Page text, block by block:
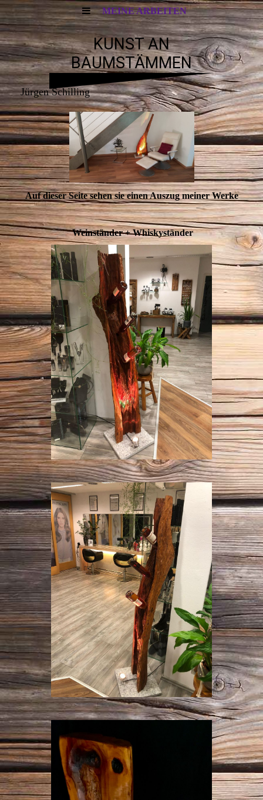
MEINE ARBEITEN
KUNST AN
BAUMSTÄMMEN
Jürgen Schilling
Auf dieser Seite sehen sie einen Auszug meiner Werke
Weinständer + Whiskyständer